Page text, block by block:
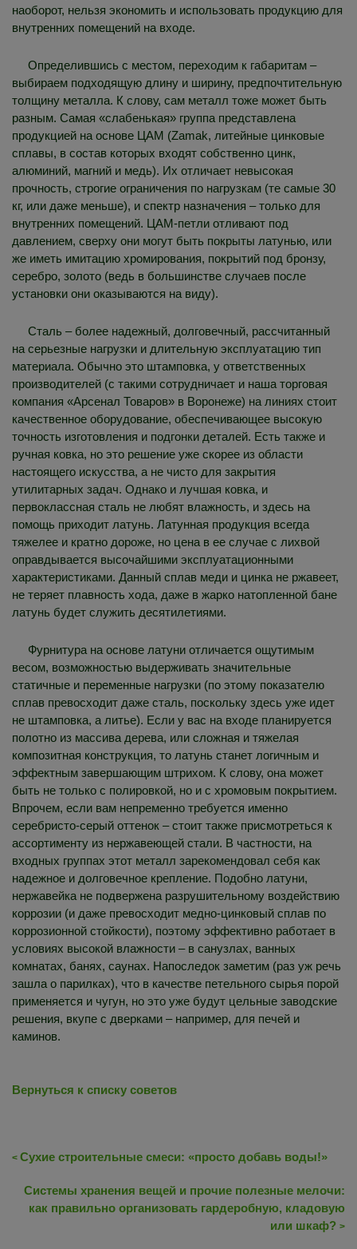
наоборот, нельзя экономить и использовать продукцию для
внутренних помещений на входе.
Определившись с местом, переходим к габаритам –
выбираем подходящую длину и ширину, предпочтительную
толщину металла. К слову, сам металл тоже может быть
разным. Самая «слабенькая» группа представлена
продукцией на основе ЦАМ (Zamak, литейные цинковые
сплавы, в состав которых входят собственно цинк,
алюминий, магний и медь). Их отличает невысокая
прочность, строгие ограничения по нагрузкам (те самые 30
кг, или даже меньше), и спектр назначения – только для
внутренних помещений. ЦАМ-петли отливают под
давлением, сверху они могут быть покрыты латунью, или
же иметь имитацию хромирования, покрытий под бронзу,
серебро, золото (ведь в большинстве случаев после
установки они оказываются на виду).
Сталь – более надежный, долговечный, рассчитанный
на серьезные нагрузки и длительную эксплуатацию тип
материала. Обычно это штамповка, у ответственных
производителей (с такими сотрудничает и наша торговая
компания «Арсенал Товаров» в Воронеже) на линиях стоит
качественное оборудование, обеспечивающее высокую
точность изготовления и подгонки деталей. Есть также и
ручная ковка, но это решение уже скорее из области
настоящего искусства, а не чисто для закрытия
утилитарных задач. Однако и лучшая ковка, и
первоклассная сталь не любят влажность, и здесь на
помощь приходит латунь. Латунная продукция всегда
тяжелее и кратно дороже, но цена в ее случае с лихвой
оправдывается высочайшими эксплуатационными
характеристиками. Данный сплав меди и цинка не ржавеет,
не теряет плавность хода, даже в жарко натопленной бане
латунь будет служить десятилетиями.
Фурнитура на основе латуни отличается ощутимым
весом, возможностью выдерживать значительные
статичные и переменные нагрузки (по этому показателю
сплав превосходит даже сталь, поскольку здесь уже идет
не штамповка, а литье). Если у вас на входе планируется
полотно из массива дерева, или сложная и тяжелая
композитная конструкция, то латунь станет логичным и
эффектным завершающим штрихом. К слову, она может
быть не только с полировкой, но и с хромовым покрытием.
Впрочем, если вам непременно требуется именно
серебристо-серый оттенок – стоит также присмотреться к
ассортименту из нержавеющей стали. В частности, на
входных группах этот металл зарекомендовал себя как
надежное и долговечное крепление. Подобно латуни,
нержавейка не подвержена разрушительному воздействию
коррозии (и даже превосходит медно-цинковый сплав по
коррозионной стойкости), поэтому эффективно работает в
условиях высокой влажности – в санузлах, ванных
комнатах, банях, саунах. Напоследок заметим (раз уж речь
зашла о парилках), что в качестве петельного сырья порой
применяется и чугун, но это уже будут цельные заводские
решения, вкупе с дверками – например, для печей и
каминов.
Вернуться к списку советов
< Сухие строительные смеси: «просто добавь воды!»
Системы хранения вещей и прочие полезные мелочи:
как правильно организовать гардеробную, кладовую
или шкаф? >